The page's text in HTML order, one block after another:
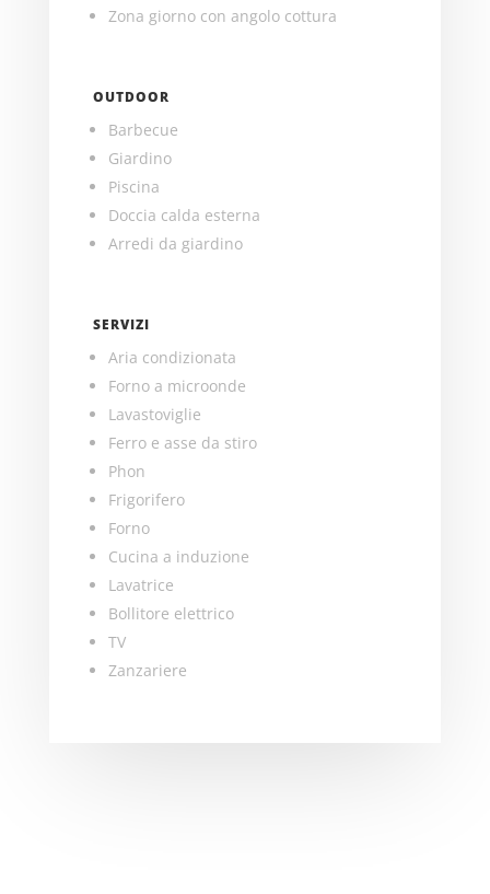
Zona giorno con angolo cottura
OUTDOOR
Barbecue
Giardino
Piscina
Doccia calda esterna
Arredi da giardino
SERVIZI
Aria condizionata
Forno a microonde
Lavastoviglie
Ferro e asse da stiro
Phon
Frigorifero
Forno
Cucina a induzione
Lavatrice
Bollitore elettrico
TV
Zanzariere